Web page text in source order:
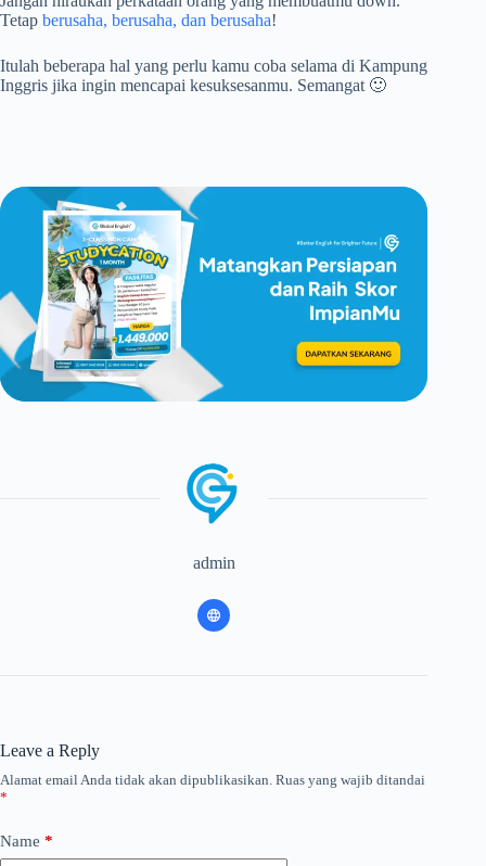
Tetap berusaha, berusaha, dan berusaha!
Itulah beberapa hal yang perlu kamu coba selama di Kampung
Inggris jika ingin mencapai kesuksesanmu. Semangat 🙂
admin
Leave a Reply
Alamat email Anda tidak akan dipublikasikan. Ruas yang wajib ditandai
*
Name *